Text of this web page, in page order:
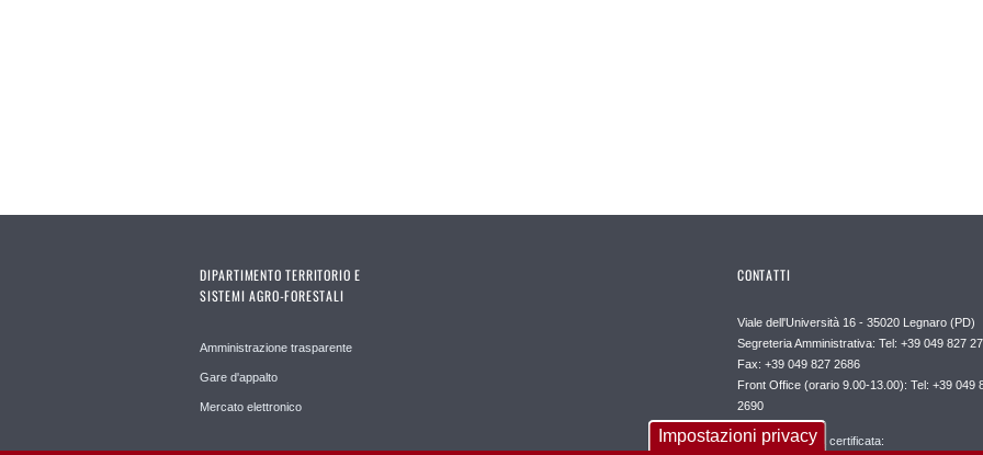
DIPARTIMENTO TERRITORIO E
SISTEMI AGRO-FORESTALI
Amministrazione trasparente
Gare d'appalto
Mercato elettronico
CONTATTI
Viale dell'Università 16 - 35020 Legnaro (PD)
Segreteria Amministrativa: Tel: +39 049 827
Fax: +39 049 827 2686
Front Office (orario 9.00-13.00): Tel: +39 049
2690
Posta elettronica certificata:
Impostazioni privacy